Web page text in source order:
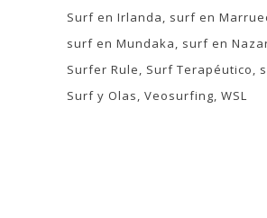
Surf en Irlanda
surf en
surf en Mundaka
surf en
Surfer Rule
Surf Terapéutico
Surf y Olas Veosurfing WSL